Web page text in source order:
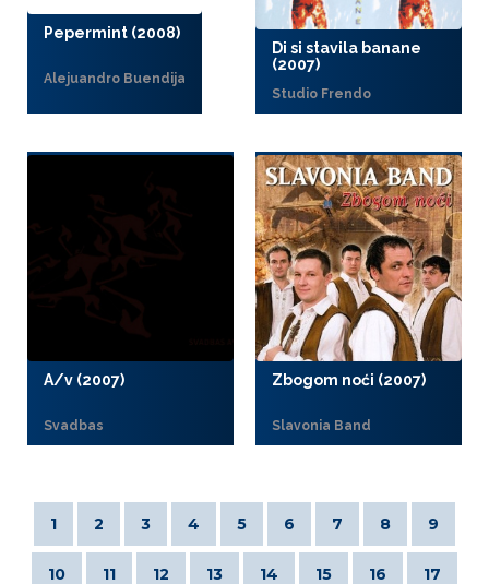
Pepermint (2008)
Alejuandro Buendija
Di si stavila banane
(2007)
Studio Frendo
A/v (2007)
Svadbas
Zbogom noći (2007)
Slavonia Band
1 2 3 4 5 6 7 8 9
10 11 12 13 14 15 16 17